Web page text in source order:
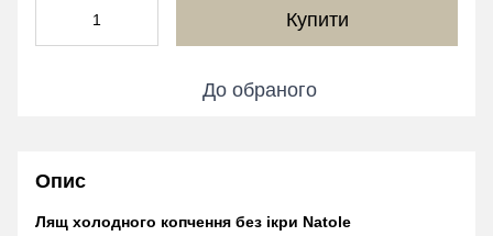
Купити
До обраного
Опис
Лящ холодного копчення без ікри Natole